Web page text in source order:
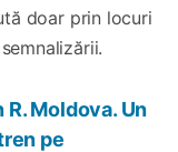
doar prin locuri
Moldova. Un
pe